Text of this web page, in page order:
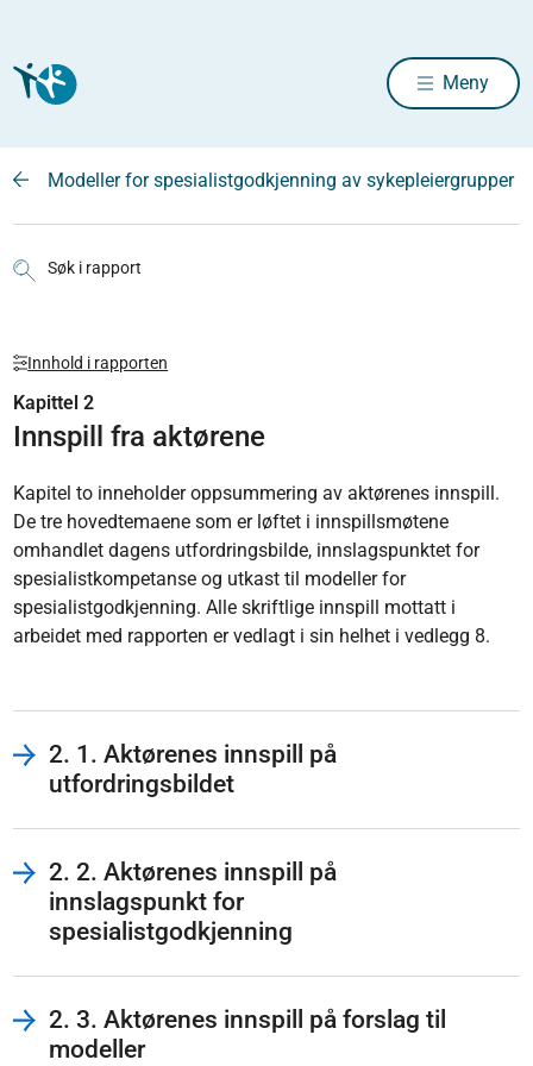
Meny
Modeller for spesialistgodkjenning av sykepleiergrupper
Søk i rapport
Innhold i rapporten
Kapittel 2
Innspill fra aktørene
Kapitel to inneholder oppsummering av aktørenes innspill.
De tre hovedtemaene som er løftet i innspillsmøtene
omhandlet dagens utfordringsbilde, innslagspunktet for
spesialistkompetanse og utkast til modeller for
spesialistgodkjenning. Alle skriftlige innspill mottatt i
arbeidet med rapporten er vedlagt i sin helhet i vedlegg 8.
2. 1. Aktørenes innspill på
utfordringsbildet
2. 2. Aktørenes innspill på
innslagspunkt for
spesialistgodkjenning
2. 3. Aktørenes innspill på forslag til
modeller